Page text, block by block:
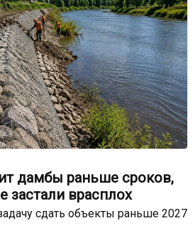
дамбы раньше сроков,
застали врасплох
сдать объекты раньше 2027